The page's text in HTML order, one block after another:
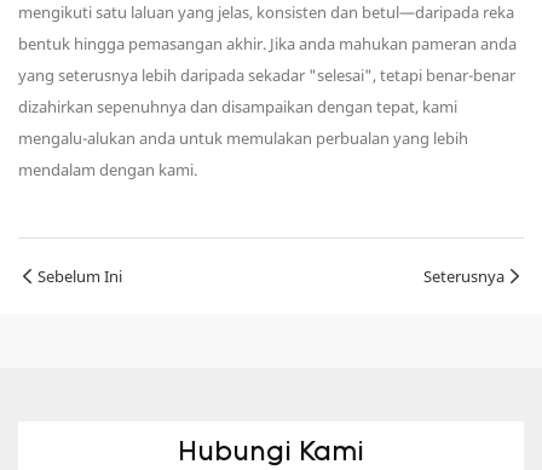
mengikuti satu laluan yang jelas, konsisten dan betul—daripada reka
bentuk hingga pemasangan akhir. Jika anda mahukan pameran anda
yang seterusnya lebih daripada sekadar "selesai", tetapi benar-benar
dizahirkan sepenuhnya dan disampaikan dengan tepat, kami
mengalu-alukan anda untuk memulakan perbualan yang lebih
mendalam dengan kami.
Sebelum Ini Seterusnya
Hubungi Kami